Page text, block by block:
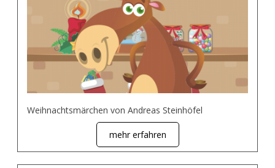
Weihnachtsmärchen von Andreas Steinhöfel
mehr erfahren